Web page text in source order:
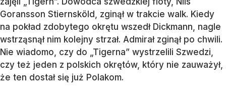
Goransson Stiernsköld, zginął w trakcie walk. Kiedy
na pokład zdobytego okrętu wszedł Dickmann, nagle
wstrząsnął nim kolejny strzał. Admirał zginął po chwili.
Nie wiadomo, czy do „Tigerna” wystrzelili Szwedzi,
czy też jeden z polskich okrętów, który nie zauważył,
że ten dostał się już Polakom.